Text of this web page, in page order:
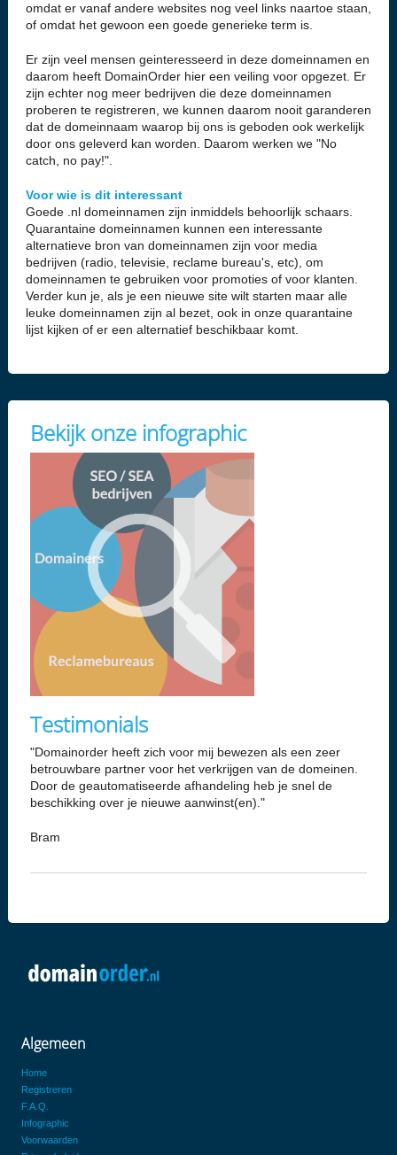
omdat er vanaf andere websites nog veel links naartoe staan,
of omdat het gewoon een goede generieke term is.
Er zijn veel mensen geinteresseerd in deze domeinnamen en
daarom heeft DomainOrder hier een veiling voor opgezet. Er
zijn echter nog meer bedrijven die deze domeinnamen
proberen te registreren, we kunnen daarom nooit garanderen
dat de domeinnaam waarop bij ons is geboden ook werkelijk
door ons geleverd kan worden. Daarom werken we "No
catch, no pay!".
Voor wie is dit interessant
Goede .nl domeinnamen zijn inmiddels behoorlijk schaars.
Quarantaine domeinnamen kunnen een interessante
alternatieve bron van domeinnamen zijn voor media
bedrijven (radio, televisie, reclame bureau's, etc), om
domeinnamen te gebruiken voor promoties of voor klanten.
Verder kun je, als je een nieuwe site wilt starten maar alle
leuke domeinnamen zijn al bezet, ook in onze quarantaine
lijst kijken of er een alternatief beschikbaar komt.
Bekijk onze infographic
Testimonials
"Domainorder heeft zich voor mij bewezen als een zeer
betrouwbare partner voor het verkrijgen van de domeinen.
Door de geautomatiseerde afhandeling heb je snel de
beschikking over je nieuwe aanwinst(en)."
Bram
Algemeen
Home
Registreren
F.A.Q.
Infographic
Voorwaarden